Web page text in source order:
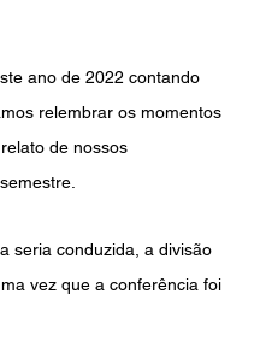
ano de 2022 contando
relembrar os momentos
de nossos
seria conduzida, a divisão
vez que a conferência foi